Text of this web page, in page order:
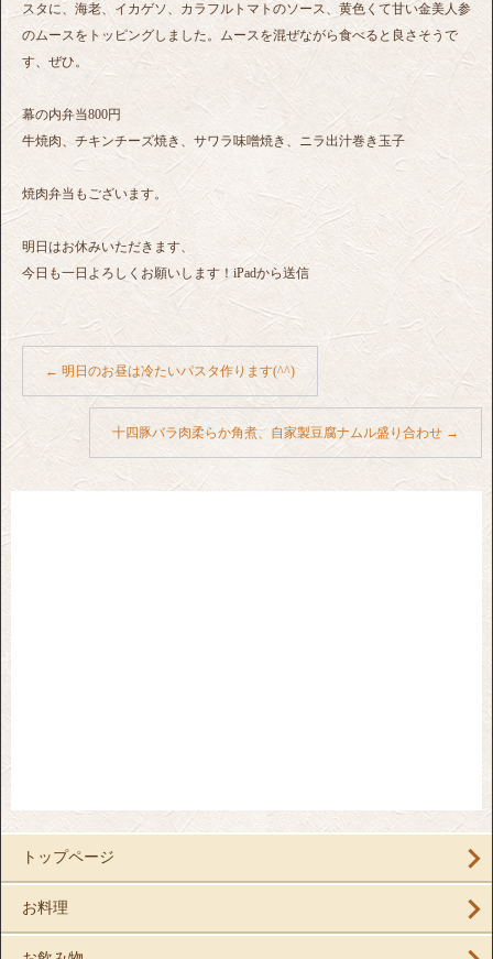
スタに、海老、イカゲソ、カラフルトマトのソース、黄色くて甘い金美人参
のムースをトッピングしました。ムースを混ぜながら食べると良さそうで
す、ぜひ。
幕の内弁当800円
牛焼肉、チキンチーズ焼き、サワラ味噌焼き、ニラ出汁巻き玉子
焼肉弁当もございます。
明日はお休みいただきます、
今日も一日よろしくお願いします！iPadから送信
← 明日のお昼は冷たいパスタ作ります(^^)
十四豚バラ肉柔らか角煮、自家製豆腐ナムル盛り合わせ →
トップページ
お料理